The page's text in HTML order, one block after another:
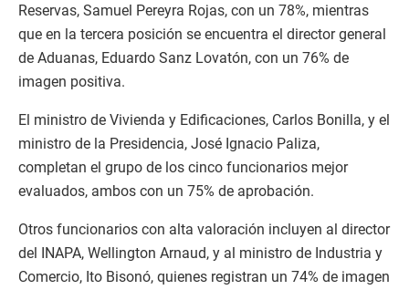
Reservas, Samuel Pereyra Rojas, con un 78%, mientras
que en la tercera posición se encuentra el director general
de Aduanas, Eduardo Sanz Lovatón, con un 76% de
imagen positiva.
El ministro de Vivienda y Edificaciones, Carlos Bonilla, y el
ministro de la Presidencia, José Ignacio Paliza,
completan el grupo de los cinco funcionarios mejor
evaluados, ambos con un 75% de aprobación.
Otros funcionarios con alta valoración incluyen al director
del INAPA, Wellington Arnaud, y al ministro de Industria y
Comercio, Ito Bisonó, quienes registran un 74% de imagen